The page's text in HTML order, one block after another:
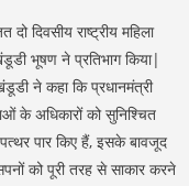
दिवसीय राष्ट्रीय महिला
भूषण ने प्रतिभाग किया|
ने कहा कि प्रधानमंत्री
के अधिकारों को सुनिश्चित
पार किए हैं, इसके बावजूद
को पूरी तरह से साकार करने